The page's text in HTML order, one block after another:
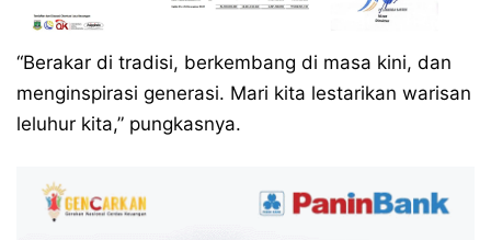
“Berakar di tradisi, berkembang di masa kini, dan
menginspirasi generasi. Mari kita lestarikan warisan
leluhur kita,” pungkasnya.